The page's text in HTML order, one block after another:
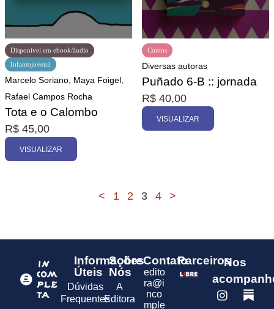
Disponível em ebook/áudio
Infantojuvenil
Marcelo Soriano, Maya Foigel,
Rafael Campos Rocha
Tota e o Calombo
R$ 45,00
VISUALIZAR
Contos
Diversas autoras
Puñado 6-B :: jornada
R$ 40,00
VISUALIZAR
< 1 2 3 4 >
Informações
Úteis
Dúvidas
Frequentes
Sobre
Nós
A
Editora
Contato
edito
ra@i
nco
mple
ParceirosNos